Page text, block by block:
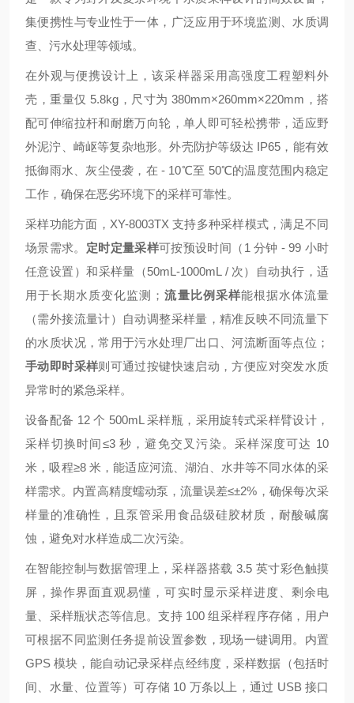
集便携性与专业性于一体，广泛应用于环境监测、水质调
查、污水处理等领域。
在外观与便携设计上，该采样器采用高强度工程塑料外
壳，重量仅 5.8kg，尺寸为 380mm×260mm×220mm，搭
配可伸缩拉杆和耐磨万向轮，单人即可轻松携带，适应野
外泥泞、崎岖等复杂地形。外壳防护等级达 IP65，能有效
抵御雨水、灰尘侵袭，在 - 10℃至 50℃的温度范围内稳定
工作，确保在恶劣环境下的采样可靠性。
采样功能方面，XY-8003TX 支持多种采样模式，满足不同
场景需求。 定时定量采样可按预设时间（1 分钟 - 99 小时
任意设置）和采样量（50mL-1000mL / 次）自动执行，适
用于长期水质变化监测； 流量比例采样能根据水体流量
（需外接流量计）自动调整采样量，精准反映不同流量下
的水质状况，常用于污水处理厂出口、河流断面等点位；
手动即时采样则可通过按键快速启动，方便应对突发水质
异常时的紧急采样。
设备配备 12 个 500mL 采样瓶，采用旋转式采样臂设计，
采样切换时间≤3 秒，避免交叉污染。采样深度可达 10
米，吸程≥8 米，能适应河流、湖泊、水井等不同水体的采
样需求。内置高精度蠕动泵，流量误差≤±2%，确保每次采
样量的准确性，且泵管采用食品级硅胶材质，耐酸碱腐
蚀，避免对水样造成二次污染。
在智能控制与数据管理上，采样器搭载 3.5 英寸彩色触摸
屏，操作界面直观易懂，可实时显示采样进度、剩余电
量、采样瓶状态等信息。支持 100 组采样程序存储，用户
可根据不同监测任务提前设置参数，现场一键调用。内置
GPS 模块，能自动记录采样点经纬度，采样数据（包括时
间、水量、位置等）可存储 10 万条以上，通过 USB 接口